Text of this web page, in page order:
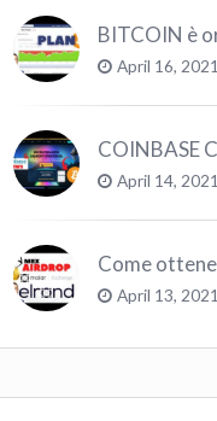
April 16, 2021
April 14, 2021
April 13, 2021